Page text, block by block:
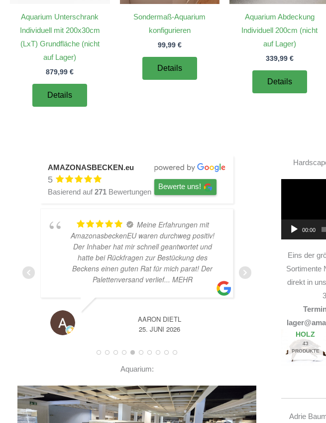
Aquarium Unterschrank
Individuell mit 200x30cm
(LxT) Grundfläche (nicht
auf Lager)
879,99€
Details
Sondermaß-Aquarium
konfigurieren
99,99 €
Details
Aquarium Abdeckung
Individuell 200cm (nicht
auf Lager)
339,99 €
Details
AMAZONASBECKEN.eu
5
Basierend auf 271 Bewertungen
Bewerte uns!
Meine Erfahrungen mit
AmazonasbeckenEU waren durchweg positiv!
Der Inhaber hat mir schnell geantwortet und
hatte bei Rückfragen zur Bestückung des
Beckens einen guten Rat für mich parat! Der
Palettenversand verlief... MEHR
AARON DIETL
25. JUNI 2026
und sehr
Aquarium:
00:00
Eins der
Sortimente
direkt in
HOLZ
43
PRODUKTE
Adrie